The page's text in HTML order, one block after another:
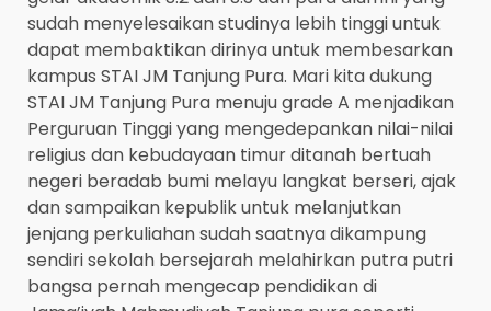
sudah menyelesaikan studinya lebih tinggi untuk
dapat membaktikan dirinya untuk membesarkan
kampus STAI JM Tanjung Pura. Mari kita dukung
STAI JM Tanjung Pura menuju grade A menjadikan
Perguruan Tinggi yang mengedepankan nilai-nilai
religius dan kebudayaan timur ditanah bertuah
negeri beradab bumi melayu langkat berseri, ajak
dan sampaikan kepublik untuk melanjutkan
jenjang perkuliahan sudah saatnya dikampung
sendiri sekolah bersejarah melahirkan putra putri
bangsa pernah mengecap pendidikan di